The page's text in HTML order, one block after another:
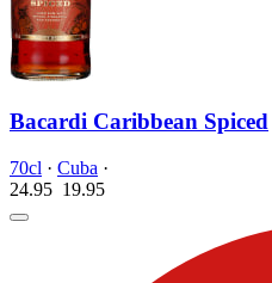
Bacardi Caribbean Spiced
70cl · Cuba ·
24.95 19.95